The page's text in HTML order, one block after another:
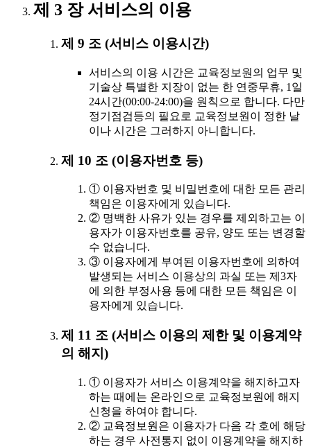
제 3 장 서비스의 이용
제 9 조 (서비스 이용시간)
서비스의 이용 시간은 교육정보원의 업무 및
기술상 특별한 지장이 없는 한 연중무휴, 1일
24시간(00:00-24:00)을 원칙으로 합니다. 다만
정기점검등의 필요로 교육정보원이 정한 날
이나 시간은 그러하지 아니합니다.
제 10 조 (이용자번호 등)
① 이용자번호 및 비밀번호에 대한 모든 관리
책임은 이용자에게 있습니다.
② 명백한 사유가 있는 경우를 제외하고는 이
용자가 이용자번호를 공유, 양도 또는 변경할
수 없습니다.
③ 이용자에게 부여된 이용자번호에 의하여
발생되는 서비스 이용상의 과실 또는 제3자
에 의한 부정사용 등에 대한 모든 책임은 이
용자에게 있습니다.
제 11 조 (서비스 이용의 제한 및 이용계약
의 해지)
① 이용자가 서비스 이용계약을 해지하고자
하는 때에는 온라인으로 교육정보원에 해지
신청을 하여야 합니다.
② 교육정보원은 이용자가 다음 각 호에 해당
하는 경우 사전통지 없이 이용계약을 해지하